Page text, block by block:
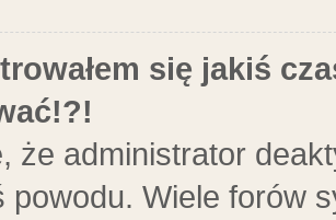
się jakiś
że administrator
powodu. Wiele forów